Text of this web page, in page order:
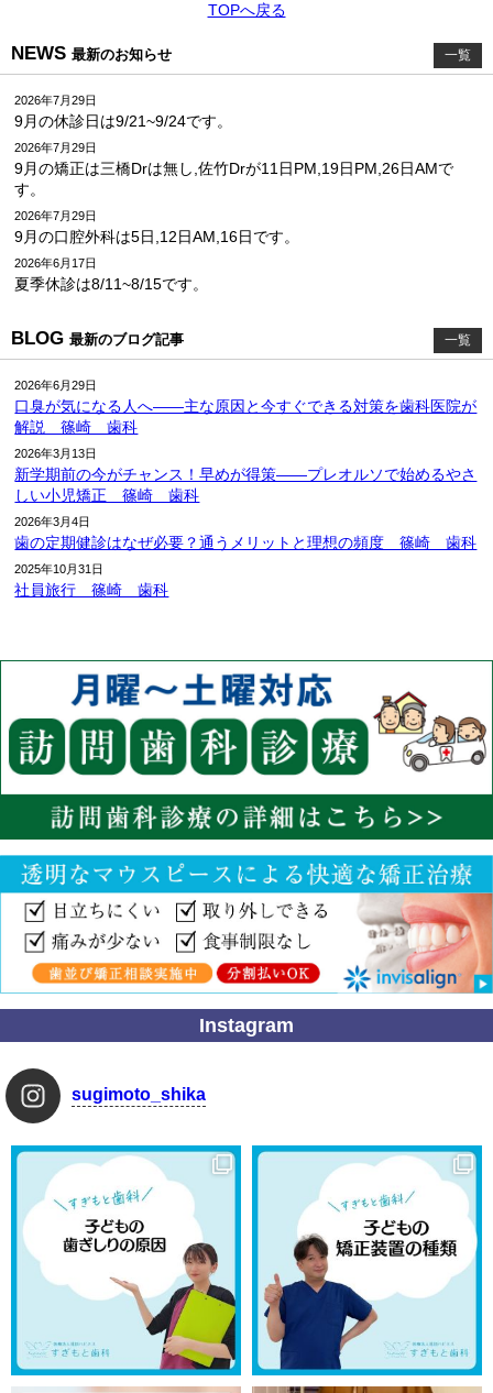
TOPへ戻る
NEWS 最新のお知らせ 一覧
2026年7月29日
9月の休診日は9/21~9/24です。
2026年7月29日
9月の矯正は三橋Drは無し,佐竹Drが11日PM,19日PM,26日AMで
す。
2026年7月29日
9月の口腔外科は5日,12日AM,16日です。
2026年6月17日
夏季休診は8/11~8/15です。
BLOG 最新のブログ記事 一覧
2026年6月29日
口臭が気になる人へ――主な原因と今すぐできる対策を歯科医院が
解説 篠崎 歯科
2026年3月13日
新学期前の今がチャンス！早めが得策――プレオルソで始めるやさ
しい小児矯正 篠崎 歯科
2026年3月4日
歯の定期健診はなぜ必要？通うメリットと理想の頻度 篠崎 歯科
2025年10月31日
社員旅行 篠崎 歯科
Instagram
sugimoto_shika